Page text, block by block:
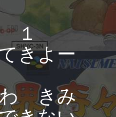
１
きよー
わ きみ